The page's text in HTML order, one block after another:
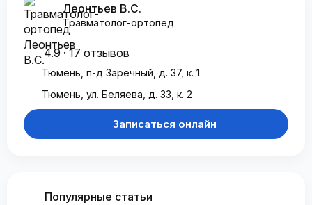
Леонтьев В.С.
Травматолог-ортопед
4.9 · 17 отзывов
Тюмень, п-д Заречный, д. 37, к. 1
Тюмень, ул. Беляева, д. 33, к. 2
Записаться онлайн
Популярные статьи